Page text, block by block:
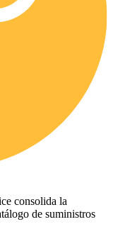
consolida la
de suministros